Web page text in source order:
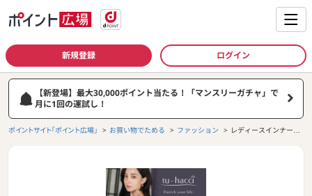
新規登録 ログイン
【新登場】最大30,000ポイント当たる！「マンスリーガチャ」で
月に1回の運試し！
ポイントサイト「ポイント広場」 お買い物でためる ファッション
レディースインナー通